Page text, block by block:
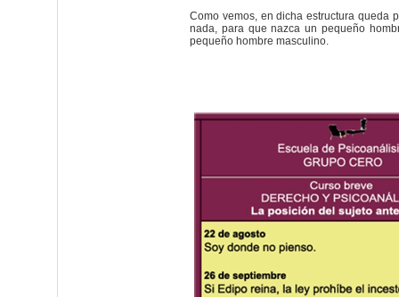
Como vemos, en dicha estructura queda
nada, para que nazca un pequeño
pequeño hombre masculino.